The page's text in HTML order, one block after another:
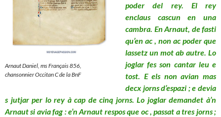
Arnaut Daniel, ms Français 856,
chansonnier Occitan C de la BnF
poder del rey. El rey
enclaus cascun en una
cambra. En Arnaut, de fasti
qu’en ac , non ac poder que
lassetz un mot ab autre. Lo
joglar fes son cantar leu e
tost. E els non avian mas
decx jorns d’espazi ; e devia
s jutjar per lo rey à cap de cinq jorns. Lo joglar demandet à’n
Arnaut si avia fag : e’n Arnaut respos que oc , passat a tres jorns ;